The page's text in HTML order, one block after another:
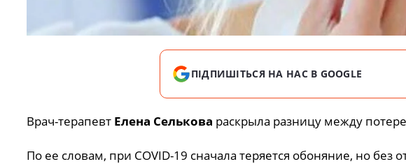
ПІДПИШІТЬСЯ НА НАС В GOOGLE
Врач-терапевт Елена Селькова раскрыла разницу между
По ее словам, при COVID-19 сначала теряется обоняние, но без